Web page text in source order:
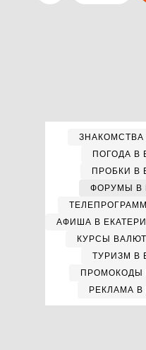
ЗНАКОМСТВА
ПОГОДА В
ПРОБКИ В
ФОРУМЫ В
АФИША В
КУРСЫ
ТУРИЗМ В
ПРОМОКОДЫ
РЕКЛАМА В